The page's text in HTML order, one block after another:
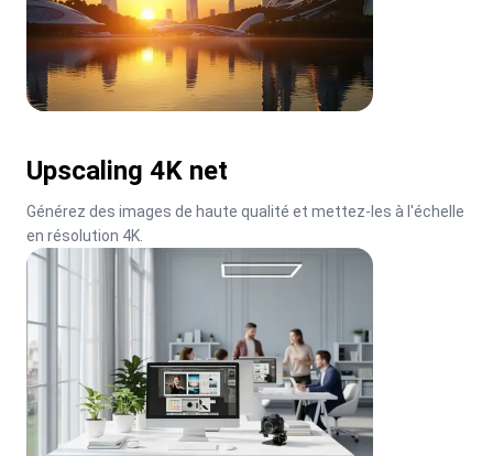
Upscaling 4K net
Générez des images de haute qualité et mettez-les à l'échelle
en résolution 4K.